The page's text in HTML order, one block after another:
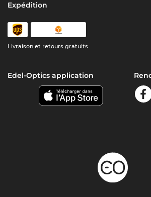
Expédition
Livraison et retours gratuits
Edel-Optics application